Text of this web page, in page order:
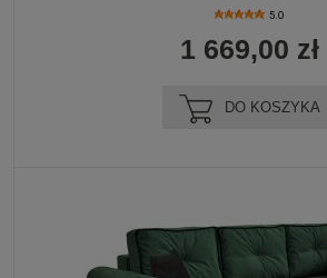
5.0
1 669,00 zł
DO KOSZYKA